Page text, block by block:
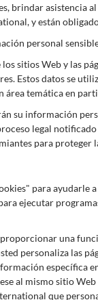
brindar asistencia
y están
personal
sitios Web y las
Estos datos se
área temática en
su información
legal notificado
para proteger
para ayudarle
ejecutar
una
personaliza las
específica
al mismo sitio
que